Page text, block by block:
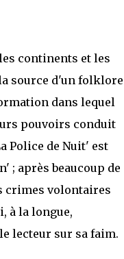
continents et les
source d'un folklore
dans lequel
pouvoirs conduit
Police de Nuit' est
; après beaucoup de
crimes volontaires
à la longue,
lecteur sur sa faim.